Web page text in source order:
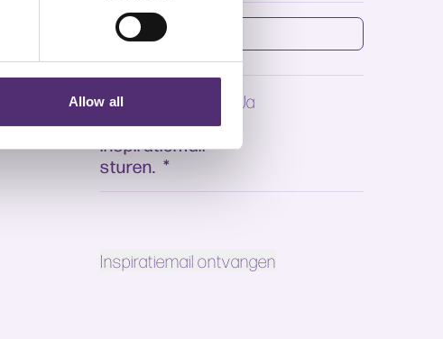
Allow all
E-mailadres
SpecialistenNet
mag mij hun
inspiratiemail
sturen. *
Ja